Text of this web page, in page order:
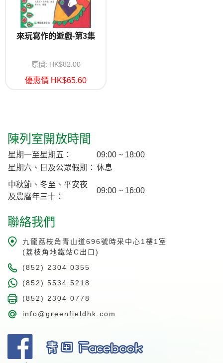
來玩寫作的遊戲-第3集
原價: HK$82.00
優惠價 HK$65.60
陳列室開放時間
星期一至星期五：
09:00 ~ 18:00
星期六、日及公眾假期： 休息
中秋節、冬至、平安夜
及農曆年三十：
09:00 ~ 16:00
聯絡我們
九龍荔枝角青山道696號時采中心1樓1室
(荔枝角地鐵站C出口)
(852) 2304 0355
(852) 5534 5218
(852) 2304 0778
info@greenfieldhk.com